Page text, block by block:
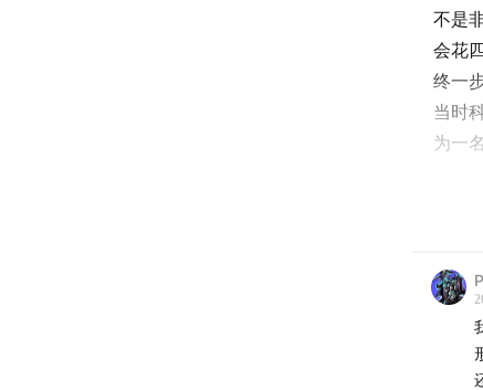
不是
会花
终一
当时
为一
当她
前的
望听
本